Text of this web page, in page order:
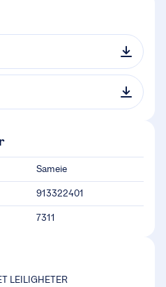
Sameie
913322401
7311
LEILIGHETER